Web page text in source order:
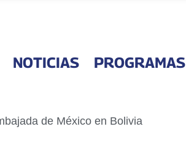
NOTICIAS PROGRAMAS